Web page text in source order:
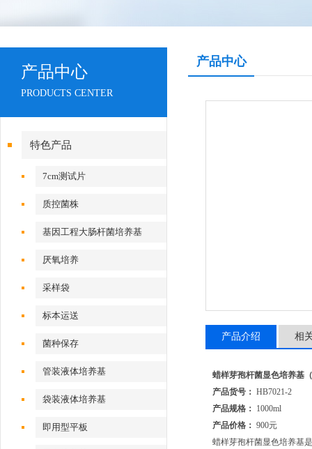
产品中心
PRODUCTS CENTER
特色产品
7cm测试片
质控菌株
基因工程大肠杆菌培养基
厌氧培养
采样袋
标本运送
菌种保存
管装液体培养基
袋装液体培养基
即用型平板
产品中心
产品介绍 相
蜡样芽孢杆菌显色培养基
产品货号： HB7021-2
产品规格： 1000ml
产品价格： 900元
蜡样芽孢杆菌显色培养基